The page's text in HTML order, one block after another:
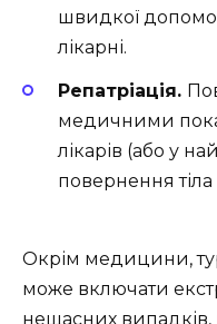
швидкої
лікарні.
Репатріація.
медичними
лікарів (або у
повернення
Окрім медицини,
може включати
нещасних випадків,